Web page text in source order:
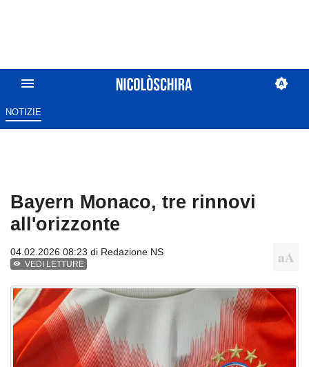
NOTIZIE
Bayern Monaco, tre rinnovi
all'orizzonte
04.02.2026 08:23 di Redazione NS
VEDI LETTURE